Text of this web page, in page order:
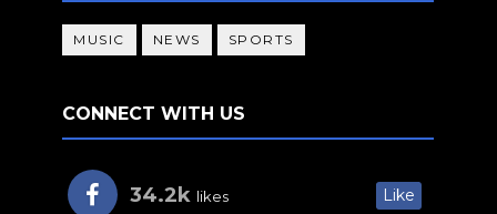
MUSIC NEWS SPORTS
CONNECT WITH US
34.2k likes Like